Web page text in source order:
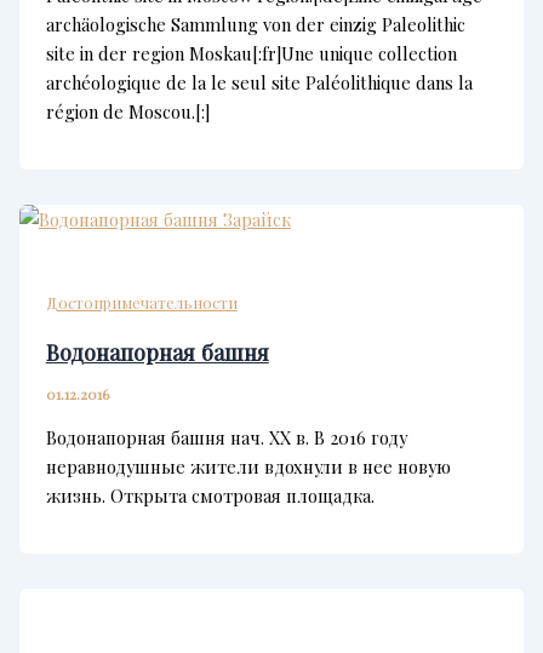
archäologische Sammlung von der einzig Paleolithic
site in der region Moskau[:fr]Une unique collection
archéologique de la le seul site Paléolithique dans la
région de Moscou.[:]
Достопримечательности
Водонапорная башня
01.12.2016
Водонапорная башня нач. XX в. В 2016 году
неравнодушные жители вдохнули в нее новую
жизнь. Открыта смотровая площадка.